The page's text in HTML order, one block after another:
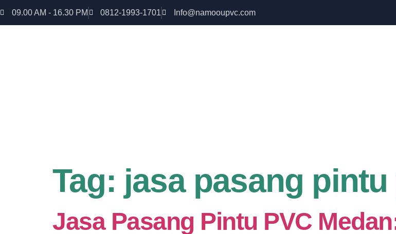
09.00 AM - 16.30 PM 0812-1993-1701 Info@namooupvc.com
Tag: jasa pasang
Jasa Pasang Pintu PVC